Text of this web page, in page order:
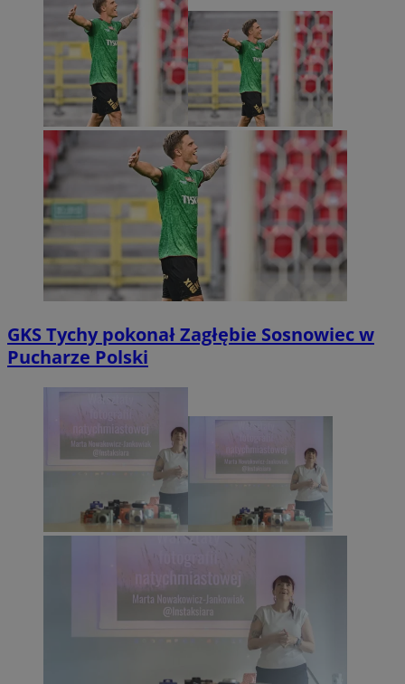
GKS Tychy pokonał Zagłębie Sosnowiec w
Pucharze Polski